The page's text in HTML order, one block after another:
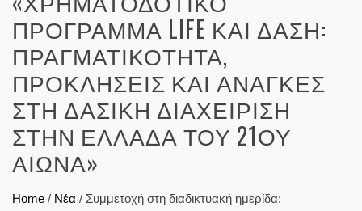
ΠΡΌΓΡΑΜΜΑ LIFE ΚΑΙ ΔΆΣΗ:
ΠΡΑΓΜΑΤΙΚΌΤΗΤΑ,
ΠΡΟΚΛΉΣΕΙΣ ΚΑΙ ΑΝΆΓΚΕΣ
ΣΤΗ ΔΑΣΙΚΉ ΔΙΑΧΕΊΡΙΣΗ
ΣΤΗΝ ΕΛΛΆΔΑ ΤΟΥ 21ΟΥ
ΑΙΏΝΑ»
Home / Νέα / Συμμετοχή στη διαδικτυακή ημερίδα: